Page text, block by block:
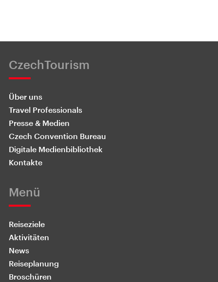
CzechTourism
Über uns
Travel Professionals
Presse & Medien
Czech Convention Bureau
Digitale Medienbibliothek
Kontakte
Menü
Reiseziele
Aktivitäten
News
Reiseplanung
Broschüren